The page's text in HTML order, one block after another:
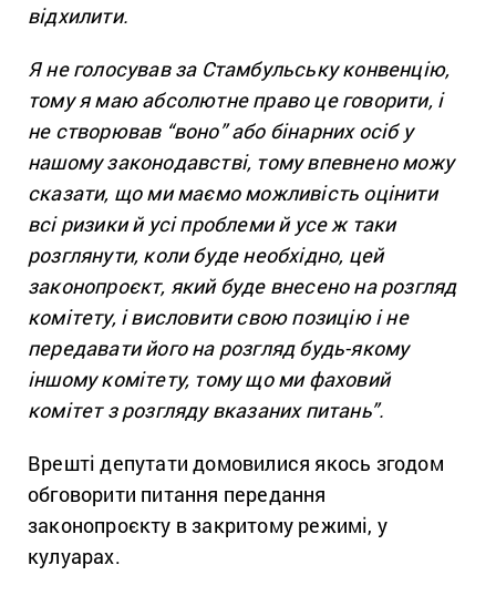
відхилити.
Я не голосував за Стамбульську конвенцію,
тому я маю абсолютне право це говорити, і
не створював “воно” або бінарних осіб у
нашому законодавстві, тому впевнено можу
сказати, що ми маємо можливість оцінити
всі ризики й усі проблеми й усе ж таки
розглянути, коли буде необхідно, цей
законопроєкт, який буде внесено на розгляд
комітету, і висловити свою позицію і не
передавати його на розгляд будь-якому
іншому комітету, тому що ми фаховий
комітет з розгляду вказаних питань”.
Врешті депутати домовилися якось згодом
обговорити питання передання
законопроєкту в закритому режимі, у
кулуарах.